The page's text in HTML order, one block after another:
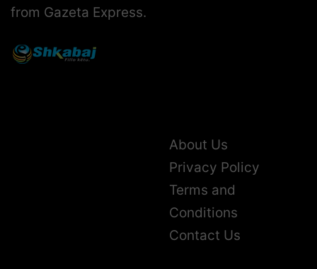
from Gazeta Express.
About Us
Privacy Policy
Terms and
Conditions
Contact Us